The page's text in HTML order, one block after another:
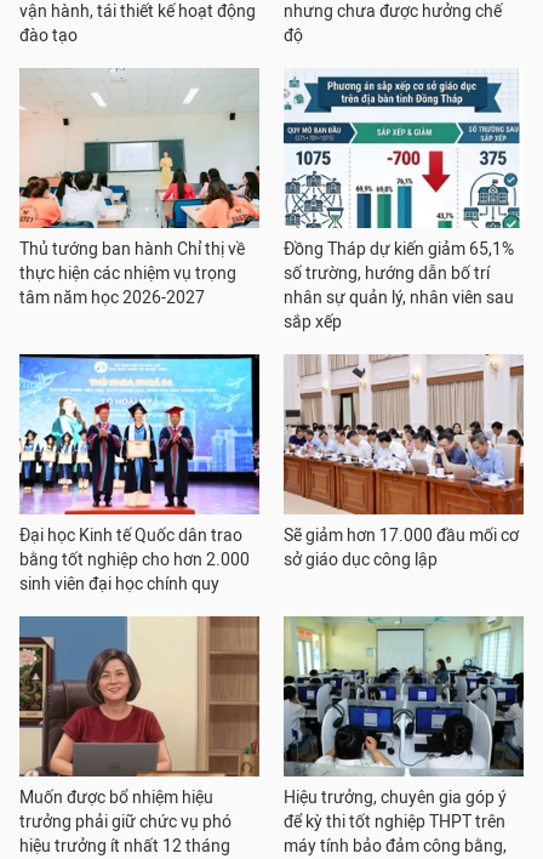
vận hành, tái thiết kế hoạt động
đào tạo
nhưng chưa được hưởng chế
độ
Thủ tướng ban hành Chỉ thị về
thực hiện các nhiệm vụ trọng
tâm năm học 2026-2027
Đồng Tháp dự kiến giảm 65,1%
số trường, hướng dẫn bố trí
nhân sự quản lý, nhân viên sau
sắp xếp
Đại học Kinh tế Quốc dân trao
bằng tốt nghiệp cho hơn 2.000
sinh viên đại học chính quy
Sẽ giảm hơn 17.000 đầu mối cơ
sở giáo dục công lập
Muốn được bổ nhiệm hiệu
trưởng phải giữ chức vụ phó
hiệu trưởng ít nhất 12 tháng
Hiệu trưởng, chuyên gia góp ý
để kỳ thi tốt nghiệp THPT trên
máy tính bảo đảm công bằng,